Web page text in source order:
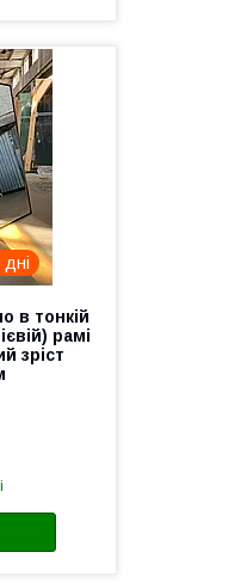
в тонкій
рамі
зріст